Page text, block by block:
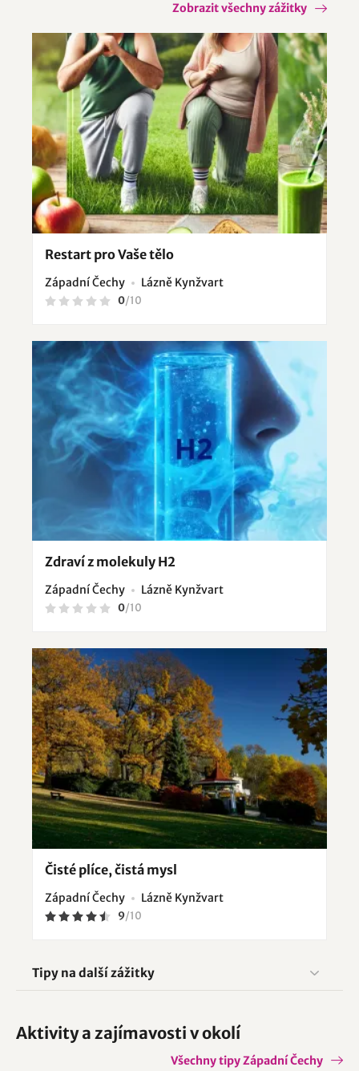
Zobrazit všechny zážitky
Restart pro Vaše tělo
Západní Čechy Lázně Kynžvart
0/10
Zdraví z molekuly H2
Západní Čechy Lázně Kynžvart
0/10
Čisté plíce, čistá mysl
Západní Čechy Lázně Kynžvart
9/10
Tipy na další zážitky
Aktivity a zajímavosti v okolí
Všechny tipy Západní Čechy